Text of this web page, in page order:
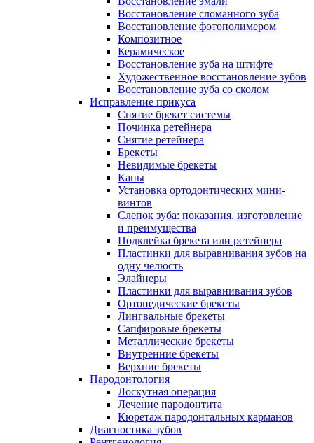
Восстановление сломанного зуба
Восстановление фотополимером
Композитное
Керамическое
Восстановление зуба на штифте
Художественное восстановление зубов
Восстановление зуба со сколом
Исправление прикуса
Снятие брекет системы
Починка ретейнера
Снятие ретейнера
Брекеты
Невидимые брекеты
Капы
Установка ортодонтических мини-
винтов
Слепок зуба: показания, изготовление
и преимущества
Подклейка брекета или ретейнера
Пластинки для выравнивания зубов на
одну челюсть
Элайнеры
Пластинки для выравнивания зубов
Ортопедические брекеты
Лингвальные брекеты
Сапфировые брекеты
Металлические брекеты
Внутренние брекеты
Верхние брекеты
Пародонтология
Лоскутная операция
Лечение пародонтита
Кюретаж пародонтальных карманов
Диагностика зубов